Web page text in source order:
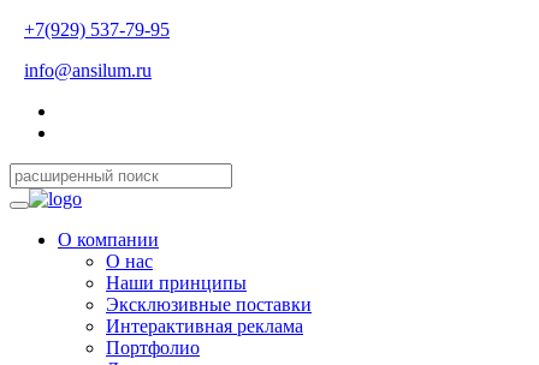
+7(929) 537-79-95
info@ansilum.ru
О компании
О нас
Наши принципы
Эксклюзивные поставки
Интерактивная реклама
Портфолио